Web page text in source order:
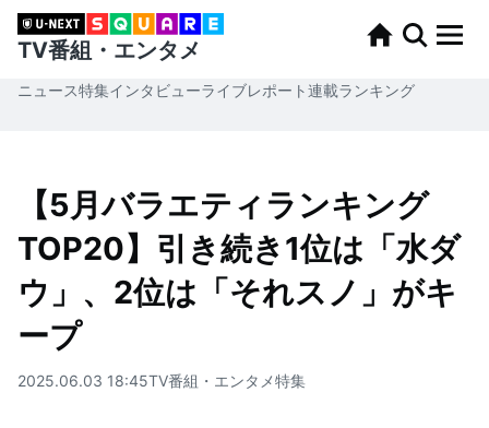
TV番組・エンタメ
ニュース特集インタビューライブレポート連載ランキング
【5月バラエティランキング
TOP20】引き続き1位は「水ダ
ウ」、2位は「それスノ」がキ
ープ
2025.06.03 18:45TV番組・エンタメ特集